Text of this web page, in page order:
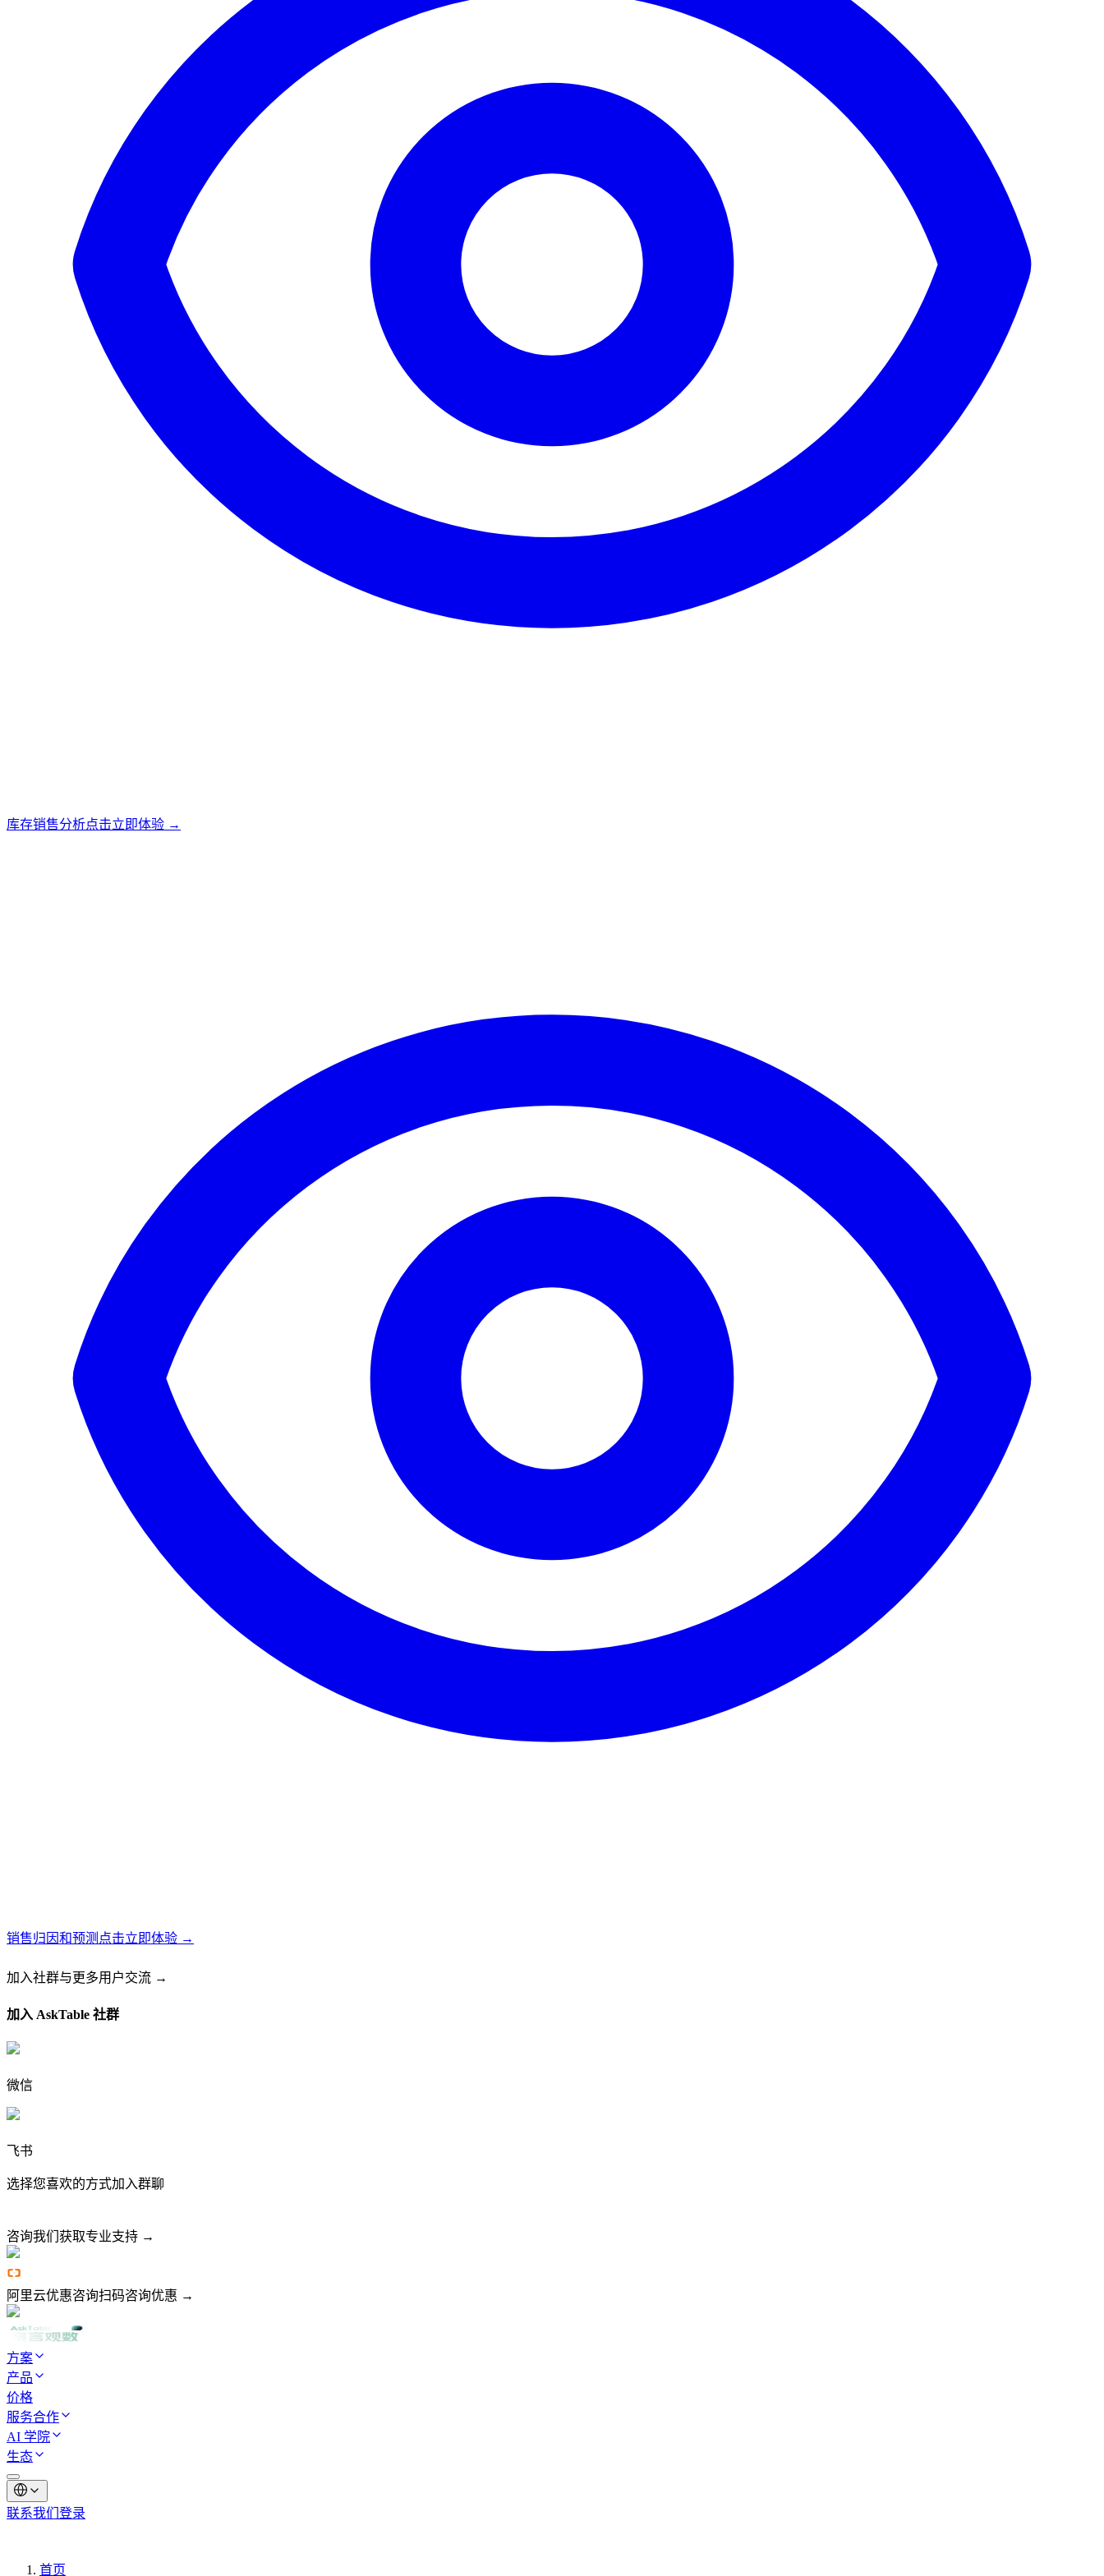
库存销售分析点击立即体验 →
销售归因和预测 点击立即体验 →
加入社群与更多用户交流 →
加入 AskTable 社群
微信
飞书
选择您喜欢的方式加入群聊
咨询我们 获取专业支持 →
阿里云优惠咨询扫码咨询优惠 →
方案
产品
价格
服务合作
AI 学院
生态
联系我们 登录
首页